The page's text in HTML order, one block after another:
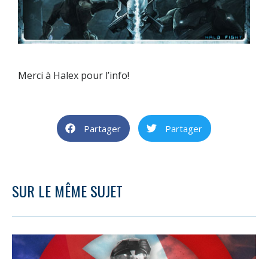
Merci à Halex pour l’info!
Partager Partager
SUR LE MÊME SUJET